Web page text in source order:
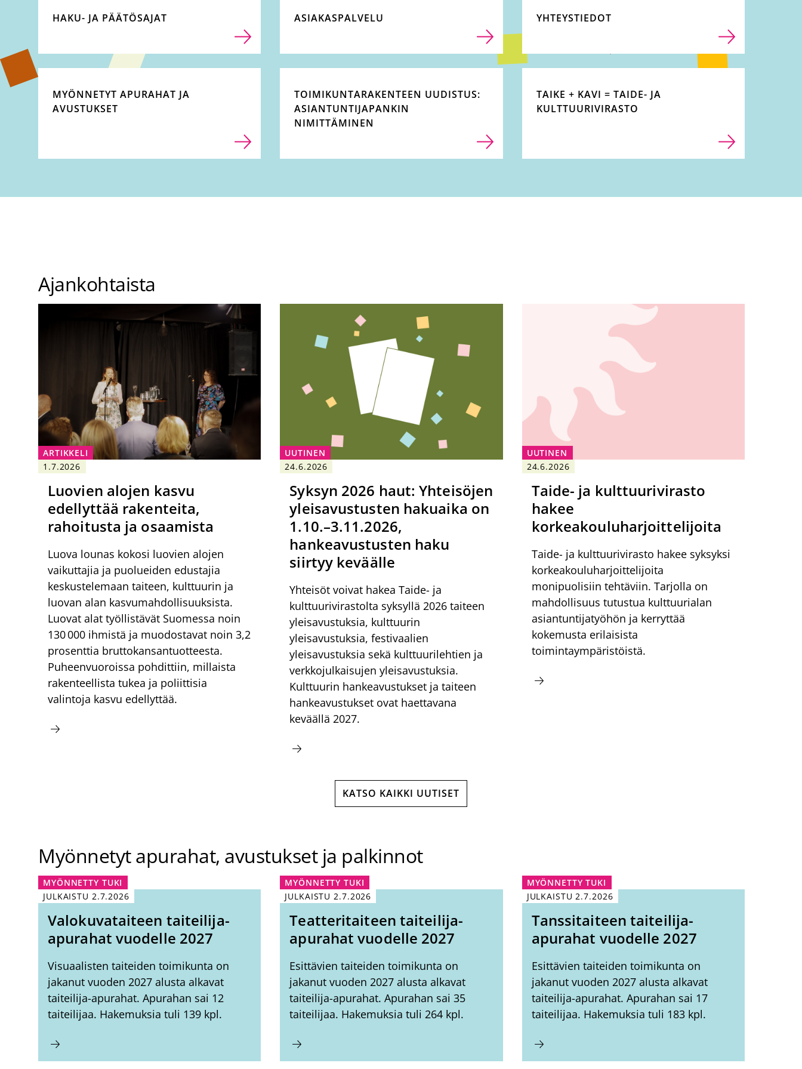
HAKU- JA PÄÄTÖSAJAT ASIAKASPALVELU YHTEYSTIEDOT
MYÖNNETYT APURAHAT JA
AVUSTUKSET
TOIMIKUNTARAKENTEEN UUDISTUS:
ASIANTUNTIJAPANKIN
NIMITTÄMINEN
TAIKE + KAVI = TAIDE- JA
KULTTUURIVIRASTO
Ajankohtaista
ARTIKKELI
1.7.2026
Luovien alojen kasvu
edellyttää rakenteita,
rahoitusta ja osaamista
Luova lounas kokosi luovien alojen
vaikuttajia ja puolueiden edustajia
keskustelemaan taiteen, kulttuurin ja
luovan alan kasvumahdollisuuksista.
Luovat alat työllistävät Suomessa noin
130 000 ihmistä ja muodostavat noin 3,2
prosenttia bruttokansantuotteesta.
Puheenvuoroissa pohdittiin, millaista
rakenteellista tukea ja poliittisia
valintoja kasvu edellyttää.
UUTINEN
24.6.2026
Syksyn 2026 haut: Yhteisöjen
yleisavustusten hakuaika on
1.10.–3.11.2026,
hankeavustusten haku
siirtyy keväälle
Yhteisöt voivat hakea Taide- ja
kulttuurivirastolta syksyllä 2026 taiteen
yleisavustuksia, kulttuurin
yleisavustuksia, festivaalien
yleisavustuksia sekä kulttuurilehtien ja
verkkojulkaisujen yleisavustuksia.
Kulttuurin hankeavustukset ja taiteen
hankeavustukset ovat haettavana
keväällä 2027.
UUTINEN
24.6.2026
Taide- ja kulttuurivirasto
hakee
korkeakouluharjoittelijoita
Taide- ja kulttuurivirasto hakee syksyksi
korkeakouluharjoittelijoita
monipuolisiin tehtäviin. Tarjolla on
mahdollisuus tutustua kulttuurialan
asiantuntijatyöhön ja kerryttää
kokemusta erilaisista
toimintaympäristöistä.
KATSO KAIKKI UUTISET
Myönnetyt apurahat, avustukset ja palkinnot
MYÖNNETTY TUKI
JULKAISTU 2.7.2026
Valokuvataiteen taiteilija-
apurahat vuodelle 2027
Visuaalisten taiteiden toimikunta on
jakanut vuoden 2027 alusta alkavat
taiteilija-apurahat. Apurahan sai 12
taiteilijaa. Hakemuksia tuli 139 kpl.
MYÖNNETTY TUKI
JULKAISTU2.7.2026
Teatteritaiteen taiteilija-
apurahat vuodelle 2027
Esittävien taiteiden toimikunta on
jakanut vuoden 2027 alusta alkavat
taiteilija-apurahat. Apurahan sai 35
taiteilijaa. Hakemuksia tuli 264 kpl.
MYÖNNETTY TUKI
JULKAISTU2.7.2026
Tanssitaiteen taiteilija-
apurahat vuodelle 2027
Esittävien taiteiden toimikunta on
jakanut vuoden 2027 alusta alkavat
taiteilija-apurahat. Apurahan sai 17
taiteilijaa. Hakemuksia tuli 183 kpl.